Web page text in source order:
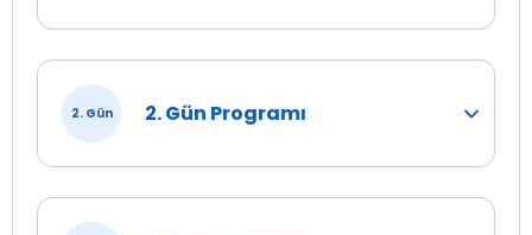
2. Gün 2. Gün Programı